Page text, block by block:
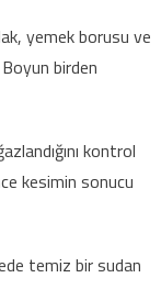
yemek borusu ve
birden
kontrol
kesimin sonucu
temiz bir sudan